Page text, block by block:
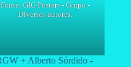
Fonte: GIG Posters - Grupo -
Diversos autores.